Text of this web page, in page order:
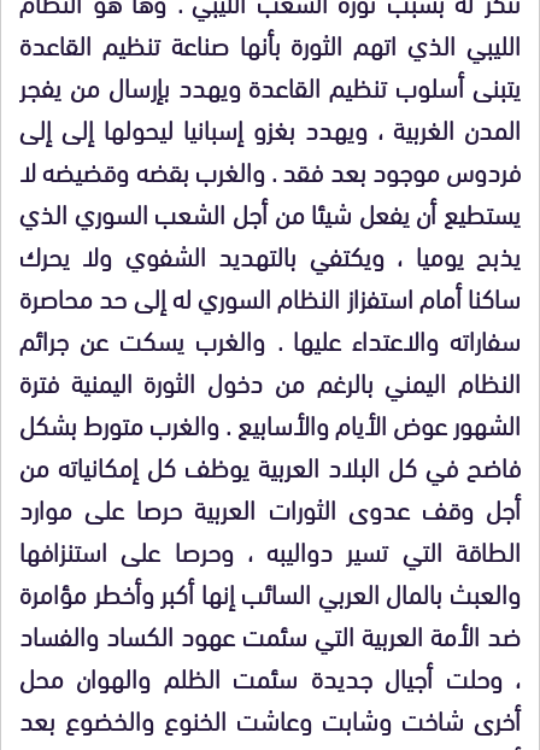
الليبي الذي اتهم الثورة بأنها صناعة تنظيم القاعدة
يتبنى أسلوب تنظيم القاعدة ويهدد بإرسال من يفجر
المدن الغربية ، ويهدد بغزو إسبانيا ليحولها إلىإلى
فردوس موجود بعد فقد . والغرب بقضه وقضيضه لا
يستطيع أن يفعل شيئا من أجل الشعب السوري الذي
يذبح يوميا ، ويكتفي بالتهديد الشفوي ولا يحرك
ساكنا أمام استفزاز النظام السوري له إلى حد محاصرة
سفاراتهوالاعتداء عليها . والغرب يسكت عن جرائم
النظام اليمني بالرغم من دخول الثورة اليمنية فترة
الشهور عوض الأيام والأسابيع . والغربمتورط بشكل
فاضح في كل البلاد العربية يوظف كل إمكانياته من
أجل وقف عدوى الثورات العربية حرصا على موارد
الطاقة التي تسير دواليبه ، وحرصا على استنزافها
والعبث بالمال العربي السائبإنها أكبر وأخطر مؤامرة
ضد الأمة العربية التي سئمت عهود الكساد والفساد
، وحلت أجيال جديدة سئمت الظلم والهوان محل
أخرى شاخت وشابت وعاشت الخنوع والخضوع بعد